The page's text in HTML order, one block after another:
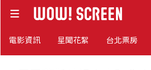
電影資訊 星聞花絮 台北票房